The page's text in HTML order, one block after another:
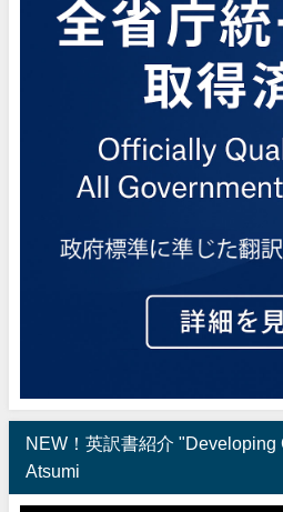
NEW！英訳書紹介 "Developing
Atsumi